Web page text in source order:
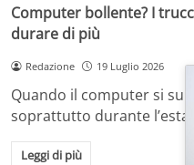
Computer bollente? I
durare di più
Redazione 19 Luglio 2026
Quando il computer si
soprattutto durante
Leggi di più